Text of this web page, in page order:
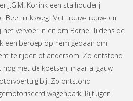
J.G.M. Konink een stalhouderij
Beerninksweg. Met trouw- rouw- en
het vervoer in en om Borne. Tijdens de
een beroep op hem gedaan om
te rijden of andersom. Zo ontstond
nog met de koetsen, maar al gauw
bij. Zo ontstond
wagenpark. Rijtuigen